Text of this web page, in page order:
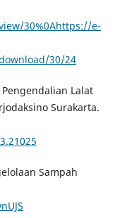
30%0Ahttps://e-
30/24
Pengendalian Lalat
Surakarta.
Sampah